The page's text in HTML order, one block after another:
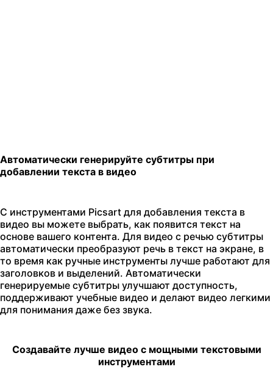
Автоматически генерируйте субтитры при
добавлении текста в видео
С инструментами Picsart для добавления текста в
видео вы можете выбрать, как появится текст на
основе вашего контента. Для видео с речью субтитры
автоматически преобразуют речь в текст на экране, в
то время как ручные инструменты лучше работают для
заголовков и выделений. Автоматически
генерируемые субтитры улучшают доступность,
поддерживают учебные видео и делают видео легкими
для понимания даже без звука.
Создавайте лучше видео с мощными текстовыми
инструментами